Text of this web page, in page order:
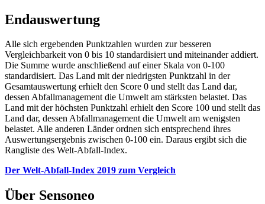
Endauswertung
Alle sich ergebenden Punktzahlen wurden zur besseren
Vergleichbarkeit von 0 bis 10 standardisiert und miteinander addiert.
Die Summe wurde anschließend auf einer Skala von 0-100
standardisiert. Das Land mit der niedrigsten Punktzahl in der
Gesamtauswertung erhielt den Score 0 und stellt das Land dar,
dessen Abfallmanagement die Umwelt am stärksten belastet. Das
Land mit der höchsten Punktzahl erhielt den Score 100 und stellt das
Land dar, dessen Abfallmanagement die Umwelt am wenigsten
belastet. Alle anderen Länder ordnen sich entsprechend ihres
Auswertungsergebnis zwischen 0-100 ein. Daraus ergibt sich die
Rangliste des Welt-Abfall-Index.
Der Welt-Abfall-Index 2019 zum Vergleich
Über Sensoneo